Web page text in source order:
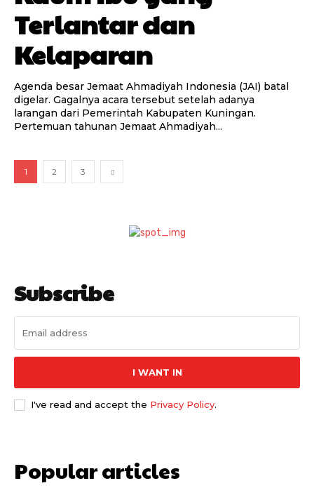
Terlantar dan
Kelaparan
Agenda besar Jemaat Ahmadiyah Indonesia (JAI) batal
digelar. Gagalnya acara tersebut setelah adanya
larangan dari Pemerintah Kabupaten Kuningan.
Pertemuan tahunan Jemaat Ahmadiyah...
1 2 3
Subscribe
I WANT IN
I've read and accept the Privacy Policy.
Popular articles